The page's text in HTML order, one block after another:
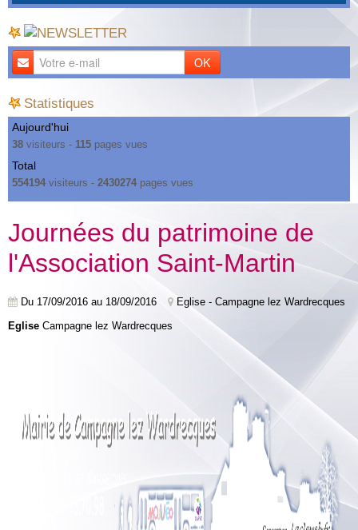
OK
Statistiques
Aujourd'hui
38 visiteurs - 115 pages vues
Total
554194 visiteurs - 2430274 pages vues
Journées du patrimoine de
l'Association Saint-Martin
Du 17/09/2016 au 18/09/2016
Eglise - Campagne lez Wardrecques
Eglise Campagne lez Wardrecques